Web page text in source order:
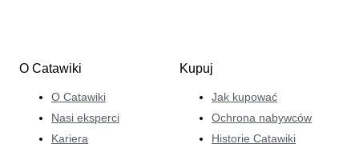
O Catawiki
O Catawiki
Nasi eksperci
Kariera
Kupuj
Jak kupować
Ochrona nabywców
Historie Catawiki